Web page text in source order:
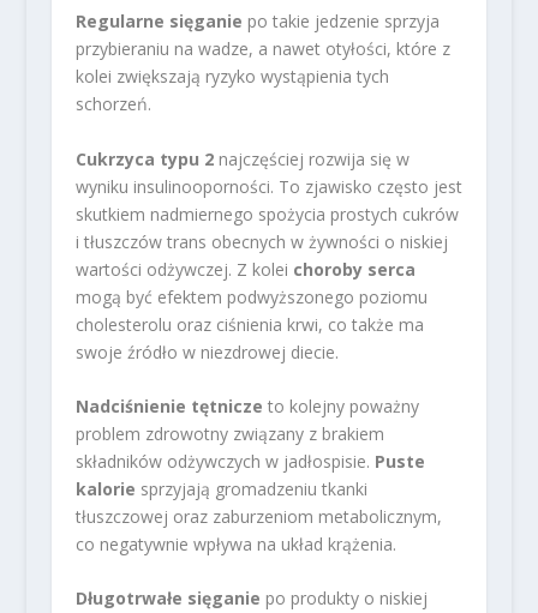
Regularne sięganie po takie jedzenie sprzyja
przybieraniu na wadze, a nawet otyłości, które z
kolei zwiększają ryzyko wystąpienia tych
schorzeń.
Cukrzyca typu 2najczęściej rozwija się w
wyniku insulinooporności. To zjawisko często jest
skutkiem nadmiernego spożycia prostych cukrów
i tłuszczów trans obecnych w żywności o niskiej
wartości odżywczej. Z kolei choroby serca
mogą być efektem podwyższonego poziomu
cholesterolu oraz ciśnienia krwi, co także ma
swoje źródło w niezdrowej diecie.
Nadciśnienie tętnicze to kolejny poważny
problem zdrowotny związany z brakiem
składników odżywczych w jadłospisie. Puste
kalorie sprzyjają gromadzeniu tkanki
tłuszczowej oraz zaburzeniom metabolicznym,
co negatywnie wpływa na układ krążenia.
Długotrwałe sięganie po produkty o niskiej